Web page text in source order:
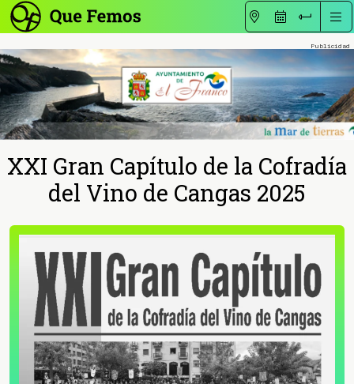
XXI Gran Capítulo de la Cofradía
del Vino de Cangas 2025